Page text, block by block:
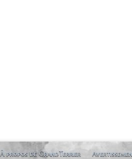
À propos de GrandTerrier